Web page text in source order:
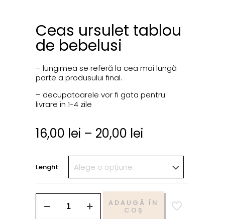
Ceas ursulet tablou
de bebelusi
– lungimea se referă la cea mai lungă
parte a produsului final.
– decupatoarele vor fi gata pentru
livrare in 1-4 zile
16,00 lei – 20,00 lei
Lenght
ADAUGĂ ÎN
COȘ